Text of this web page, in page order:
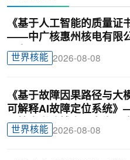
《基于人工智能的质量证
——中广核惠州核电有限
刁龙
世界核能 2026-08-08
《基于故障因果路径与
可解释AI故障定位系统
与技术学院博士研究生汪鑫
世界核能 2026-08-08